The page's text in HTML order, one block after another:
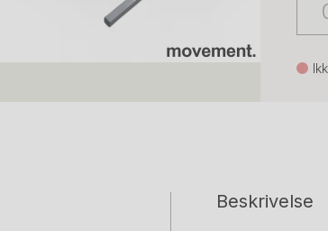
Beskrivelse